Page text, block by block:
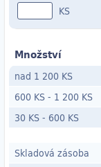
KS
Množství
nad 1 200 KS
600 KS- 1 200 KS
30 KS- 600 KS
Skladová zásoba